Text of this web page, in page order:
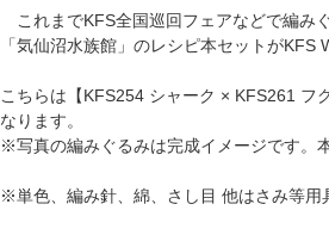
これまでKFS全国巡回フェアなどで編み
「気仙沼水族館」のレシピ本セットがKFS
こちらは【KFS254 シャーク × KFS261 フ
なります。
※写真の編みぐるみは完成イメージです。
※単色、編み針、綿、さし目 他はさみ等用